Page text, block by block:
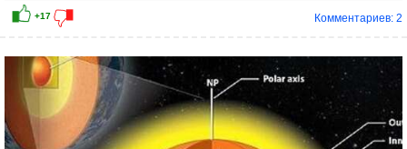
Комментариев: 2